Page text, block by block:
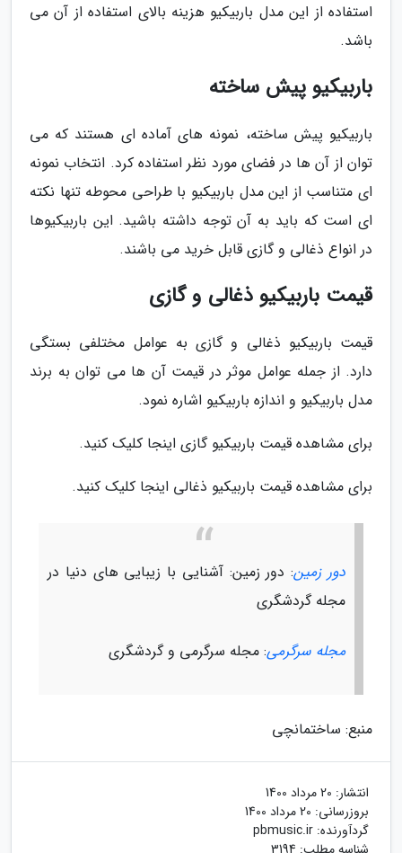
استفاده از این مدل باربیکیو هزینه بالای استفاده از آن می
باشد.
باربیکیو پیش ساخته
باربیکیو پیش ساخته، نمونه های آماده ای هستند که می
توان از آن ها در فضای مورد نظر استفاده کرد. انتخاب نمونه
ای متناسب از این مدل باربیکیو با طراحی محوطه تنها نکته
ای است که باید به آن توجه داشته باشید. این باربیکیوها
در انواع ذغالی و گازی قابل خرید می باشند.
قیمت باربیکیو ذغالی و گازی
قیمت باربیکیو ذغالی و گازی به عوامل مختلفی بستگی
دارد. از جمله عوامل موثر در قیمت آن ها می توان به برند
مدل باربیکیو و اندازه باربیکیو اشاره نمود.
برای مشاهده قیمت باربیکیو گازی اینجا کلیک کنید.
برای مشاهده قیمت باربیکیو ذغالی اینجا کلیک کنید.
دور زمین: دور زمین: آشنایی با زیبایی های دنیا در
مجله گردشگری
مجله سرگرمی: مجله سرگرمی و گردشگری
منبع: ساختمانچی
انتشار: 20 مرداد 1400
بروزرسانی: 20 مرداد 1400
گردآورنده: pbmusic.ir